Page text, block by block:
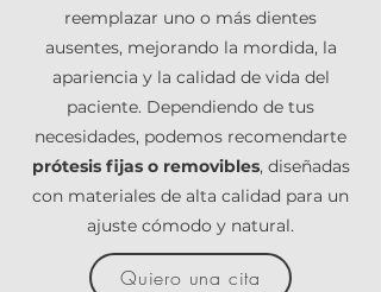
reemplazar uno o más dientes
ausentes, mejorando la mordida, la
apariencia y la calidad de vida del
paciente. Dependiendo de tus
necesidades, podemos recomendarte
prótesis fijas o removibles, diseñadas
con materiales de alta calidad para un
ajuste cómodo y natural.
Quiero una cita